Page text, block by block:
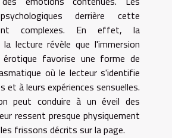
derrière cette
complexes. En effet, la
lecture révèle que l'immersion
favorise une forme de
où le lecteur s'identifie
et à leurs expériences sensuelles.
peut conduire à un éveil des
ressent presque physiquement
frissons décrits sur la page.